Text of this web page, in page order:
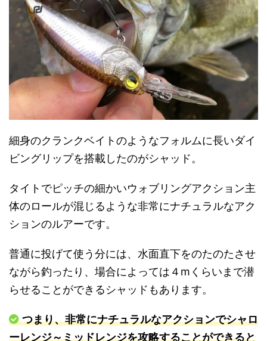
細身のクランクベイトのようなフォルムに長いダイ
ビングリップを搭載したのがシャッド。
タイトでピッチの細かいウォブリングアクション主
体のロールが混じるような非常にナチュラルなアク
ションのルアーです。
普通に投げて使う分には、水面直下をのたのたさせ
ながら釣ったり、場合によっては４mくらいまで潜
らせることができるシャッドもあります。
つまり、非常にナチュラルなアクションでシャロ
ーレンジ～ミッドレンジを攻略することができると